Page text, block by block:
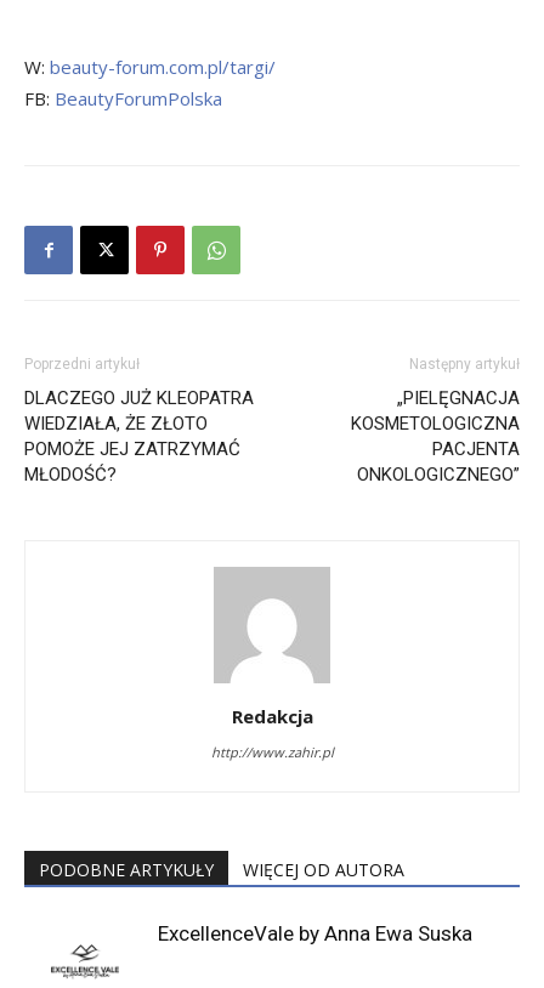
W: beauty-forum.com.pl/targi/
FB: BeautyForumPolska
Poprzedni artykuł
DLACZEGO JUŻ KLEOPATRA
WIEDZIAŁA, ŻE ZŁOTO
POMOŻE JEJ ZATRZYMAĆ
MŁODOŚĆ?
Następny artykuł
„PIELĘGNACJA
KOSMETOLOGICZNA
PACJENTA
ONKOLOGICZNEGO”
Redakcja
http://www.zahir.pl
PODOBNE ARTYKUŁY WIĘCEJ OD AUTORA
ExcellenceVale by Anna Ewa Suska